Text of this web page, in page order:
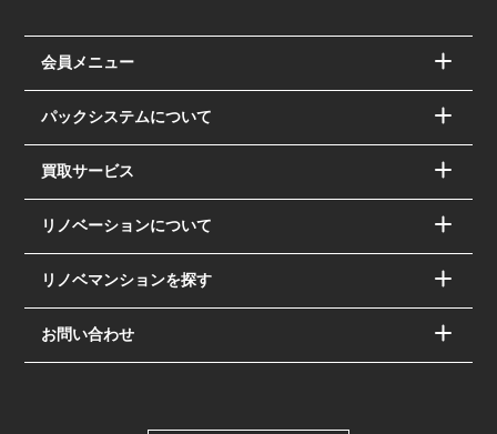
会員メニュー
パックシステムについて
買取サービス
リノベーションについて
リノベマンションを探す
お問い合わせ